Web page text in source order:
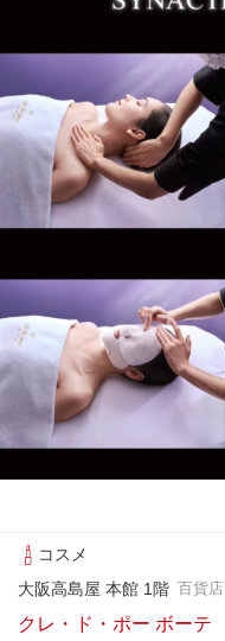
コスメ
大阪高島屋 本館 1階 百貨店
クレ・ド・ポー ボーテ